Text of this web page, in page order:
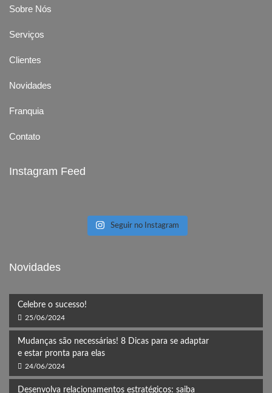
Sobre Nós
Serviços
Clientes
Novidades
Franquia
Contato
Instagram Feed
Seguir no Instagram
Novidades
Celebre o sucesso!
25/06/2024
Mudanças são necessárias! 8 Dicas para se adaptar
e estar pronta para elas
24/06/2024
Desenvolva relacionamentos estratégicos: saiba